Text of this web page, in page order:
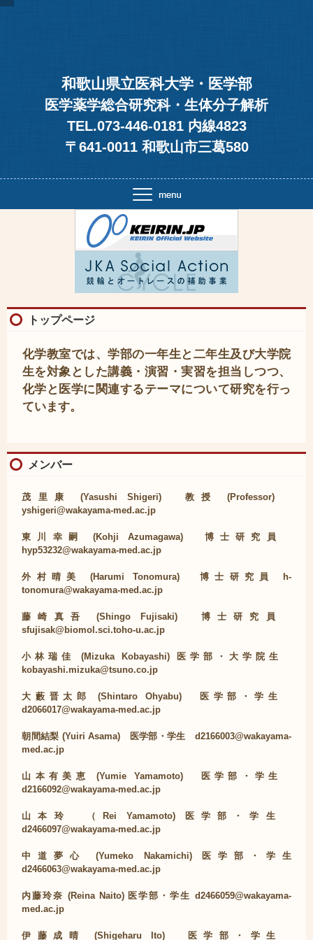
和歌山県立医科大学・医学部
医学薬学総合研究科・生体分子解析
TEL.073-446-0181 内線4823
〒641-0011 和歌山市三葛580
トップページ
化学教室では、学部の一年生と二年生及び大学院
生を対象とした講義・演習・実習を担当しつつ、
化学と医学に関連するテーマについて研究を行っ
ています。
メンバー
茂里康 (Yasushi Shigeri) 教授 (Professor)
yshigeri@wakayama-med.ac.jp
東川幸嗣 (Kohji Azumagawa) 博士研究員
hyp53232@wakayama-med.ac.jp
外村晴美 (Harumi Tonomura)博士研究員 h-
tonomura@wakayama-med.ac.jp
藤崎真吾 (Shingo Fujisaki) 博士研究員
sfujisak@biomol.sci.toho-u.ac.jp
小林瑞佳 (Mizuka Kobayashi) 医学部・大学院生
kobayashi.mizuka@tsuno.co.jp
大藪晋太郎 (Shintaro Ohyabu) 医学部・学生
d2066017@wakayama-med.ac.jp
朝間結梨 (Yuiri Asama) 医学部・学生 d2166003@wakayama-
med.ac.jp
山本有美恵 (Yumie Yamamoto) 医学部・学生
d2166092@wakayama-med.ac.jp
山本玲 （Rei Yamamoto) 医学部・学生
d2466097@wakayama-med.ac.jp
中道夢心 (Yumeko Nakamichi) 医学部・学生
d2466063@wakayama-med.ac.jp
内藤玲奈 (Reina Naito) 医学部・学生 d2466059@wakayama-
med.ac.jp
伊藤成晴 (Shigeharu Ito) 医学部・学生